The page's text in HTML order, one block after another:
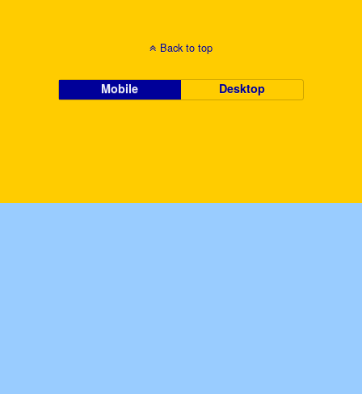
Back to top
Mobile Desktop